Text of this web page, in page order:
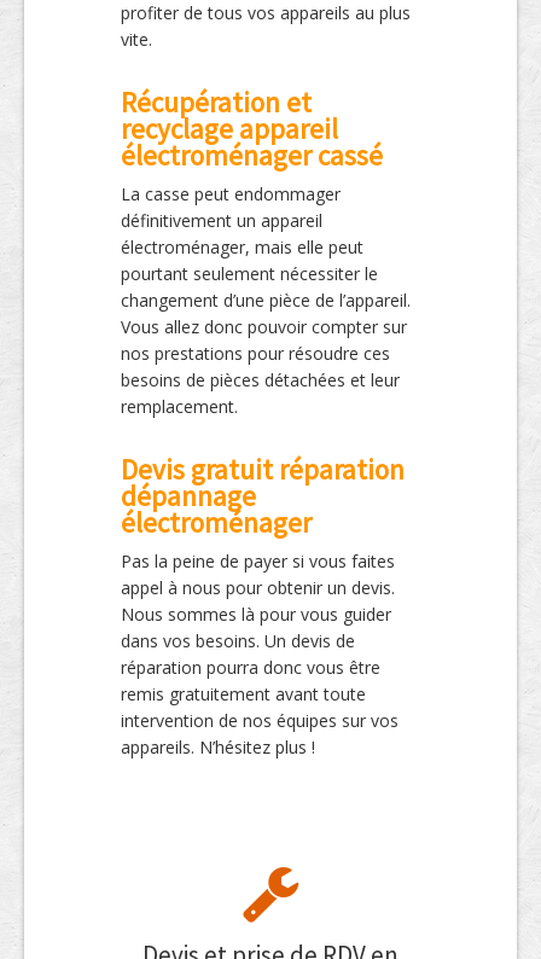
profiter de tous vos appareils au plus
vite.
Récupération et
recyclage appareil
électroménager cassé
La casse peut endommager
définitivement un appareil
électroménager, mais elle peut
pourtant seulement nécessiter le
changement d’une pièce de l’appareil.
Vous allez donc pouvoir compter sur
nos prestations pour résoudre ces
besoins de pièces détachées et leur
remplacement.
Devis gratuit réparation
dépannage
électroménager
Pas la peine de payer si vous faites
appel à nous pour obtenir un devis.
Nous sommes là pour vous guider
dans vos besoins. Un devis de
réparation pourra donc vous être
remis gratuitement avant toute
intervention de nos équipes sur vos
appareils. N’hésitez plus !